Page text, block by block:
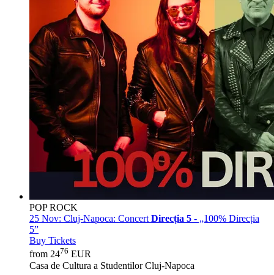
POP ROCK
25 Nov: Cluj-Napoca: Concert Direcția 5 - „100% Direcția
5”
Buy Tickets
from 2476 EUR
Casa de Cultura a Studentilor Cluj-Napoca